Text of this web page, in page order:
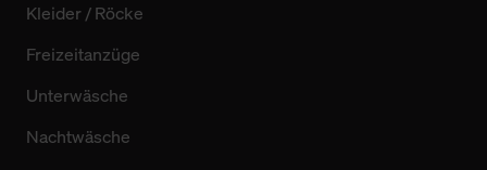
Kleider / Röcke
Freizeitanzüge
Unterwäsche
Nachtwäsche